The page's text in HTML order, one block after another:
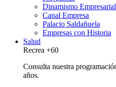
Dinamismo Empresarial
Canal Empresa
Palacio Saldañuela
Empresas con Historia
Salud
Recrea +60
Consulta nuestra
años.